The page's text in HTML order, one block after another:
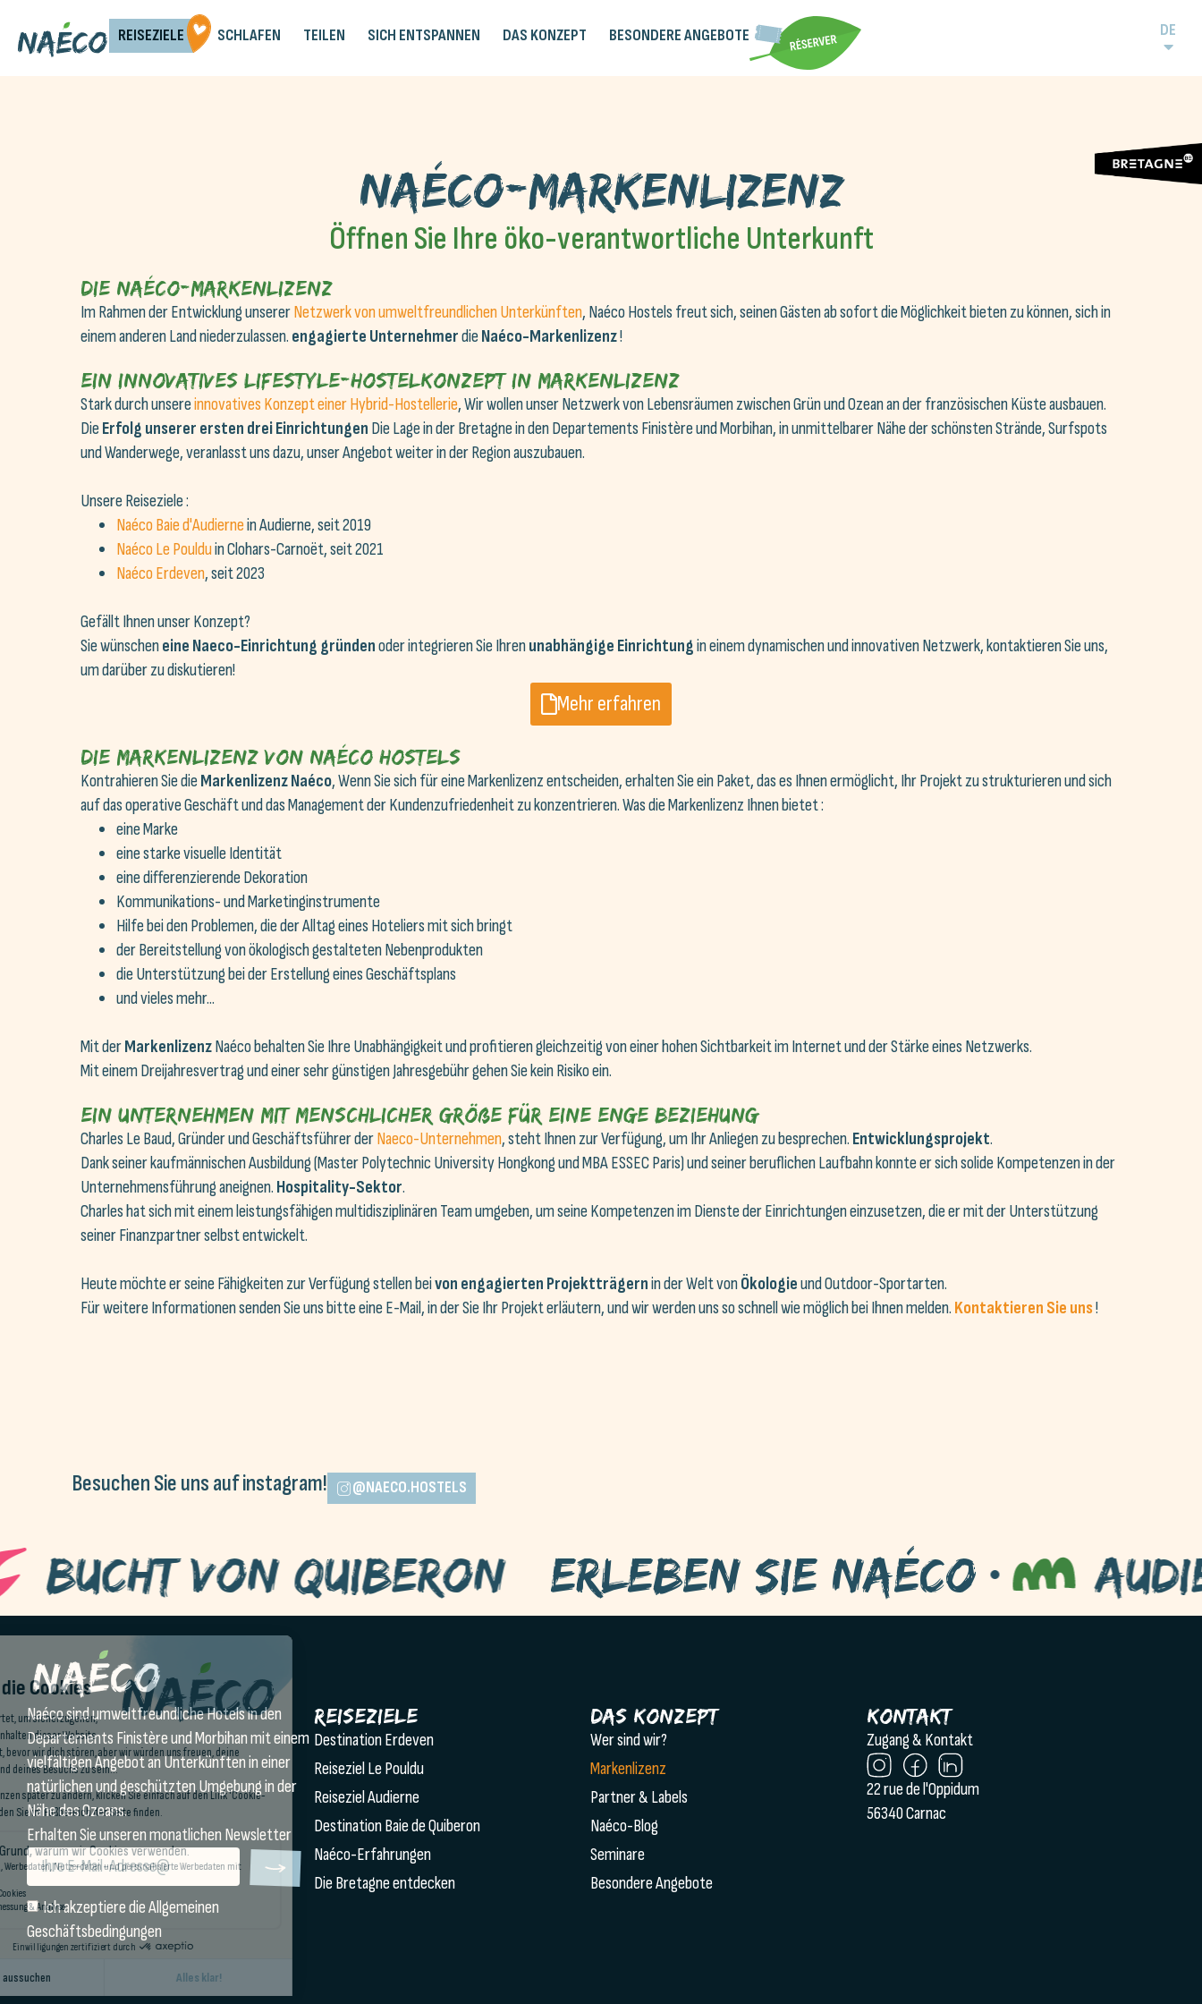
REISEZIELE SCHLAFEN TEILEN SICH ENTSPANNEN DAS KONZEPT BESONDERE ANGEBOTE DE
Naéco-Markenlizenz
Öffnen Sie Ihre öko-verantwortliche Unterkunft
die Naéco-Markenlizenz
Im Rahmen der Entwicklung unsererNetzwerk von umweltfreundlichen Unterkünften, Naéco Hostels freut sich, seinen Gästen ab sofort die Möglichkeit bieten zu können, sich in
einem anderen Land niederzulassen. engagierte UnternehmerdieNaéco-Markenlizenz!
Ein innovatives Lifestyle-Hostelkonzept in Markenlizenz
Stark durch unsereinnovatives Konzept einer Hybrid-Hostellerie, Wir wollen unser Netzwerk von Lebensräumen zwischen Grün und Ozean an der französischen Küste ausbauen.
DieErfolg unserer ersten drei Einrichtungen Die Lage in der Bretagne in den Departements Finistère und Morbihan, in unmittelbarer Nähe der schönsten Strände, Surfspots
und Wanderwege, veranlasst uns dazu, unser Angebot weiter in der Region auszubauen.
Unsere Reiseziele :
Naéco Baie d'Audiernein Audierne, seit 2019
Naéco Le Poulduin Clohars-Carnoët, seit 2021
Naéco Erdeven, seit 2023
Gefällt Ihnen unser Konzept?
Sie wünscheneine Naeco-Einrichtung gründenoder integrieren Sie Ihrenunabhängige Einrichtungin einem dynamischen und innovativen Netzwerk, kontaktieren Sie uns,
um darüber zu diskutieren!
Mehr erfahren
Die Markenlizenz von Naéco Hostels
Kontrahieren Sie dieMarkenlizenz Naéco, Wenn Sie sich für eine Markenlizenz entscheiden, erhalten Sie ein Paket, das es Ihnen ermöglicht, Ihr Projekt zu strukturieren und sich
auf das operative Geschäft und das Management der Kundenzufriedenheit zu konzentrieren. Was die Markenlizenz Ihnen bietet :
eine Marke
eine starke visuelle Identität
eine differenzierende Dekoration
Kommunikations- und Marketinginstrumente
Hilfe bei den Problemen, die der Alltag eines Hoteliers mit sich bringt
der Bereitstellung von ökologisch gestalteten Nebenprodukten
die Unterstützung bei der Erstellung eines Geschäftsplans
und vieles mehr...
Mit derMarkenlizenzNaéco behalten Sie Ihre Unabhängigkeit und profitieren gleichzeitig von einer hohen Sichtbarkeit im Internet und der Stärke eines Netzwerks.
Mit einem Dreijahresvertrag und einer sehr günstigen Jahresgebühr gehen Sie kein Risiko ein.
Ein Unternehmen mit menschlicher Größe für eine enge Beziehung
Charles Le Baud, Gründer und Geschäftsführer derNaeco-Unternehmen, steht Ihnen zur Verfügung, um Ihr Anliegen zu besprechen. Entwicklungsprojekt.
Dank seiner kaufmännischen Ausbildung (Master Polytechnic University Hongkong und MBA ESSEC Paris) und seiner beruflichen Laufbahn konnte er sich solide Kompetenzen in der
Unternehmensführung aneignen. Hospitality-Sektor.
Charles hat sich mit einem leistungsfähigen multidisziplinären Team umgeben, um seine Kompetenzen im Dienste der Einrichtungen einzusetzen, die er mit der Unterstützung
seiner Finanzpartner selbst entwickelt.
Heute möchte er seine Fähigkeiten zur Verfügung stellen beivon engagierten Projektträgernin der Welt vonÖkologieund Outdoor-Sportarten.
Für weitere Informationen senden Sie uns bitte eine E-Mail, in der Sie Ihr Projekt erläutern, und wir werden uns so schnell wie möglich bei Ihnen melden. Kontaktieren Sie uns!
Besuchen Sie uns auf instagram! @NAECO.HOSTELS
Erleben Sie Naéco Audierne
von Quiberon
Naéco sind umweltfreundliche Hotels in den
Departements Finistère und Morbihan mit einem
vielfältigen Angebot an Unterkünften in einer
natürlichen und geschützten Umgebung in der
Nähe des Ozeans.
Erhalten Sie unseren monatlichen Newsletter
Ich akzeptiere die Allgemeinen
Geschäftsbedingungen
Reiseziele
Destination Erdeven
Reiseziel Le Pouldu
Reiseziel Audierne
Destination Baie de Quiberon
Naéco-Erfahrungen
Die Bretagne entdecken
Das Konzept
Wer sind wir?
Markenlizenz
Partner & Labels
Naéco-Blog
Seminare
Besondere Angebote
Kontakt
Zugang & Kontakt
22 rue de l'Oppidum
56340 Carnac